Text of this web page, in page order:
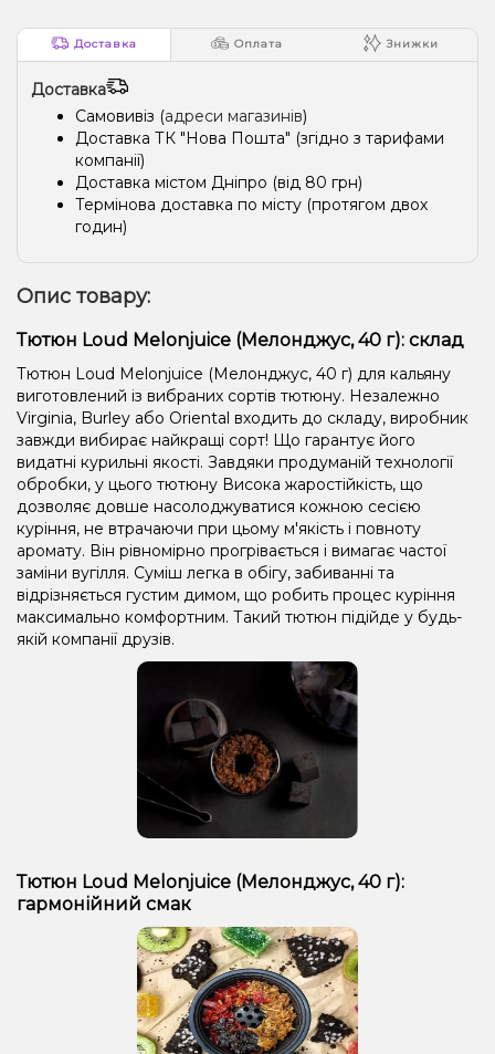
Доставка Оплата Знижки
Доставка
Самовивіз (адреси магазинів)
Доставка ТК "Нова Пошта" (згідно з тарифами
компанії)
Доставка містом Дніпро (від 80 грн)
Термінова доставка по місту (протягом двох
годин)
Опис товару:
Тютюн Loud Melonjuice (Мелонджус, 40 г): склад
Тютюн Loud Melonjuice (Мелонджус, 40 г) для кальяну
виготовлений із вибраних сортів тютюну. Незалежно
Virginia, Burley або Oriental входить до складу, виробник
завжди вибирає найкращі сорт! Що гарантує його
видатні курильні якості. Завдяки продуманій технології
обробки, у цього тютюну Висока жаростійкість, що
дозволяє довше насолоджуватися кожною сесією
куріння, не втрачаючи при цьому м'якість і повноту
аромату. Він рівномірно прогрівається і вимагає частої
заміни вугілля. Суміш легка в обігу, забиванні та
відрізняється густим димом, що робить процес куріння
максимально комфортним. Такий тютюн підійде у будь-
якій компанії друзів.
Тютюн Loud Melonjuice (Мелонджус, 40 г):
гармонійний смак